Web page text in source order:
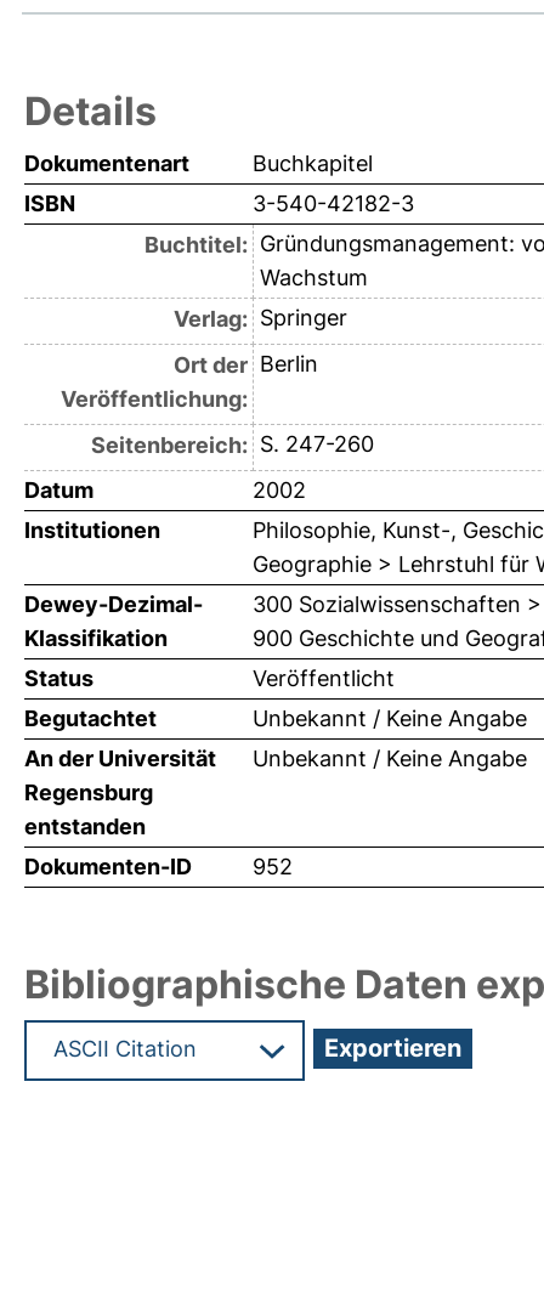
Details
Dokumentenart
Buchkapitel
ISBN
3-540-42182-3
Buchtitel: Gründungsmanagement:
Wachstum
Verlag: Springer
Ort der
Veröffentlichung:
Berlin
Seitenbereich: S. 247-260
Datum
2002
Institutionen
Philosophie, Kunst-,
Geographie > Lehrstuhl für
Dewey-Dezimal-
Klassifikation
300 Sozialwissenschaften
900 Geschichte und
Status
Veröffentlicht
Begutachtet
Unbekannt / Keine Angabe
An der Universität
Regensburg
entstanden
Unbekannt / Keine Angabe
Dokumenten-ID 952
Bibliographische Daten